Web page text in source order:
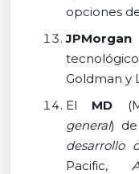
opciones
JPMorgan
Goldman y
El MD
general) de
desarrollo
Pacific,